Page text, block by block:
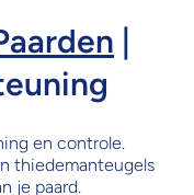
|
en controle.
thiedemanteugels
je paard.